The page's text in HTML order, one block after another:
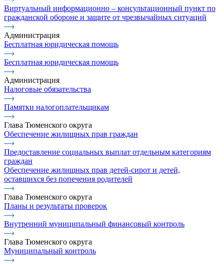
Виртуальный информационно – консультационный пункт по
гражданской обороне и защите от чрезвычайных ситуаций
Администрация
Бесплатная юридическая помощь
Бесплатная юридическая помощь
Администрация
Налоговые обязательства
Памятки налогоплательщикам
Глава Тюменского округа
Обеспечение жилищных прав граждан
Предоставление социальных выплат отдельным категориям
граждан
Обеспечение жилищных прав детей-сирот и детей,
оставшихся без попечения родителей
Глава Тюменского округа
Планы и результаты проверок
Внутренний муниципальный финансовый контроль
Глава Тюменского округа
Муниципальный контроль